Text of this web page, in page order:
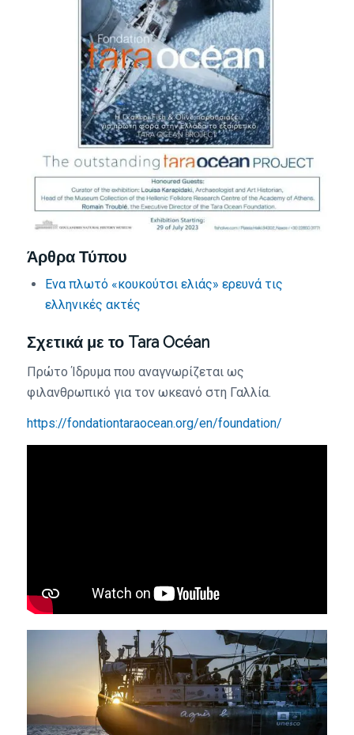
Άρθρα Τύπου
Ενα πλωτό «κουκούτσι ελιάς» ερευνά τις
ελληνικές ακτές
Σχετικά με το Tara Océan
Πρώτο Ίδρυμα που αναγνωρίζεται ως
φιλανθρωπικό για τον ωκεανό στη Γαλλία.
https://fondationtaraocean.org/en/foundation/